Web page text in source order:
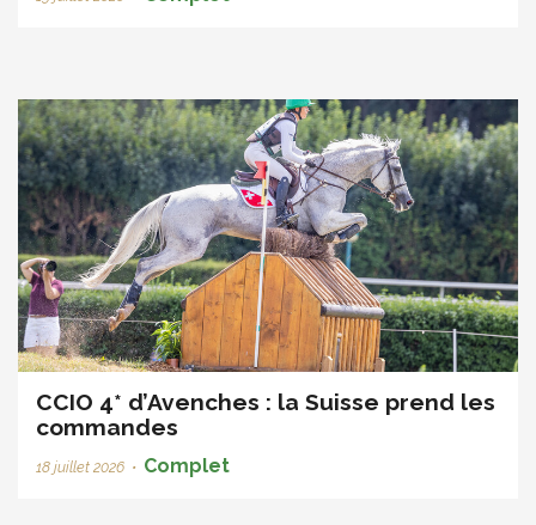
CCIO 4* d’Avenches : la Suisse prend les
commandes
18 juillet 2026 • Complet